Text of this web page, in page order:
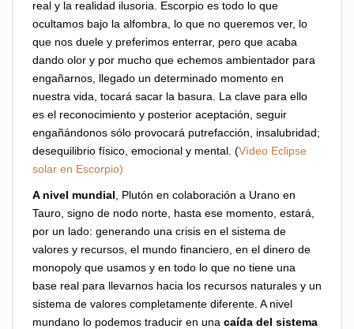
real y la realidad ilusoria. Escorpio es todo lo que
ocultamos bajo la alfombra, lo que no queremos ver, lo
que nos duele y preferimos enterrar, pero que acaba
dando olor y por mucho que echemos ambientador para
engañarnos, llegado un determinado momento en
nuestra vida, tocará sacar la basura. La clave para ello
es el reconocimiento y posterior aceptación, seguir
engañándonos sólo provocará putrefacción, insalubridad;
desequilibrio físico, emocional y mental. (Vídeo Eclipse
solar en Escorpio)
A nivel mundial , Plutón en colaboración a Urano en
Tauro, signo de nodo norte, hasta ese momento, estará,
por un lado: generando una crisis en el sistema de
valores y recursos, el mundo financiero, en el dinero de
monopoly que usamos y en todo lo que no tiene una
base real para llevarnos hacia los recursos naturales y un
sistema de valores completamente diferente. A nivel
mundano lo podemos traducir en una caída del sistema